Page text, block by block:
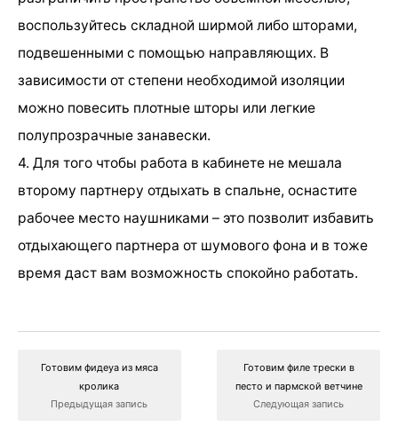
воспользуйтесь складной ширмой либо шторами,
подвешенными с помощью направляющих. В
зависимости от степени необходимой изоляции
можно повесить плотные шторы или легкие
полупрозрачные занавески.
4. Для того чтобы работа в кабинете не мешала
второму партнеру отдыхать в спальне, оснастите
рабочее место наушниками – это позволит избавить
отдыхающего партнера от шумового фона и в тоже
время даст вам возможность спокойно работать.
Готовим фидеуа из мяса
кролика
Предыдущая запись
Готовим филе трески в
песто и пармской ветчине
Следующая запись